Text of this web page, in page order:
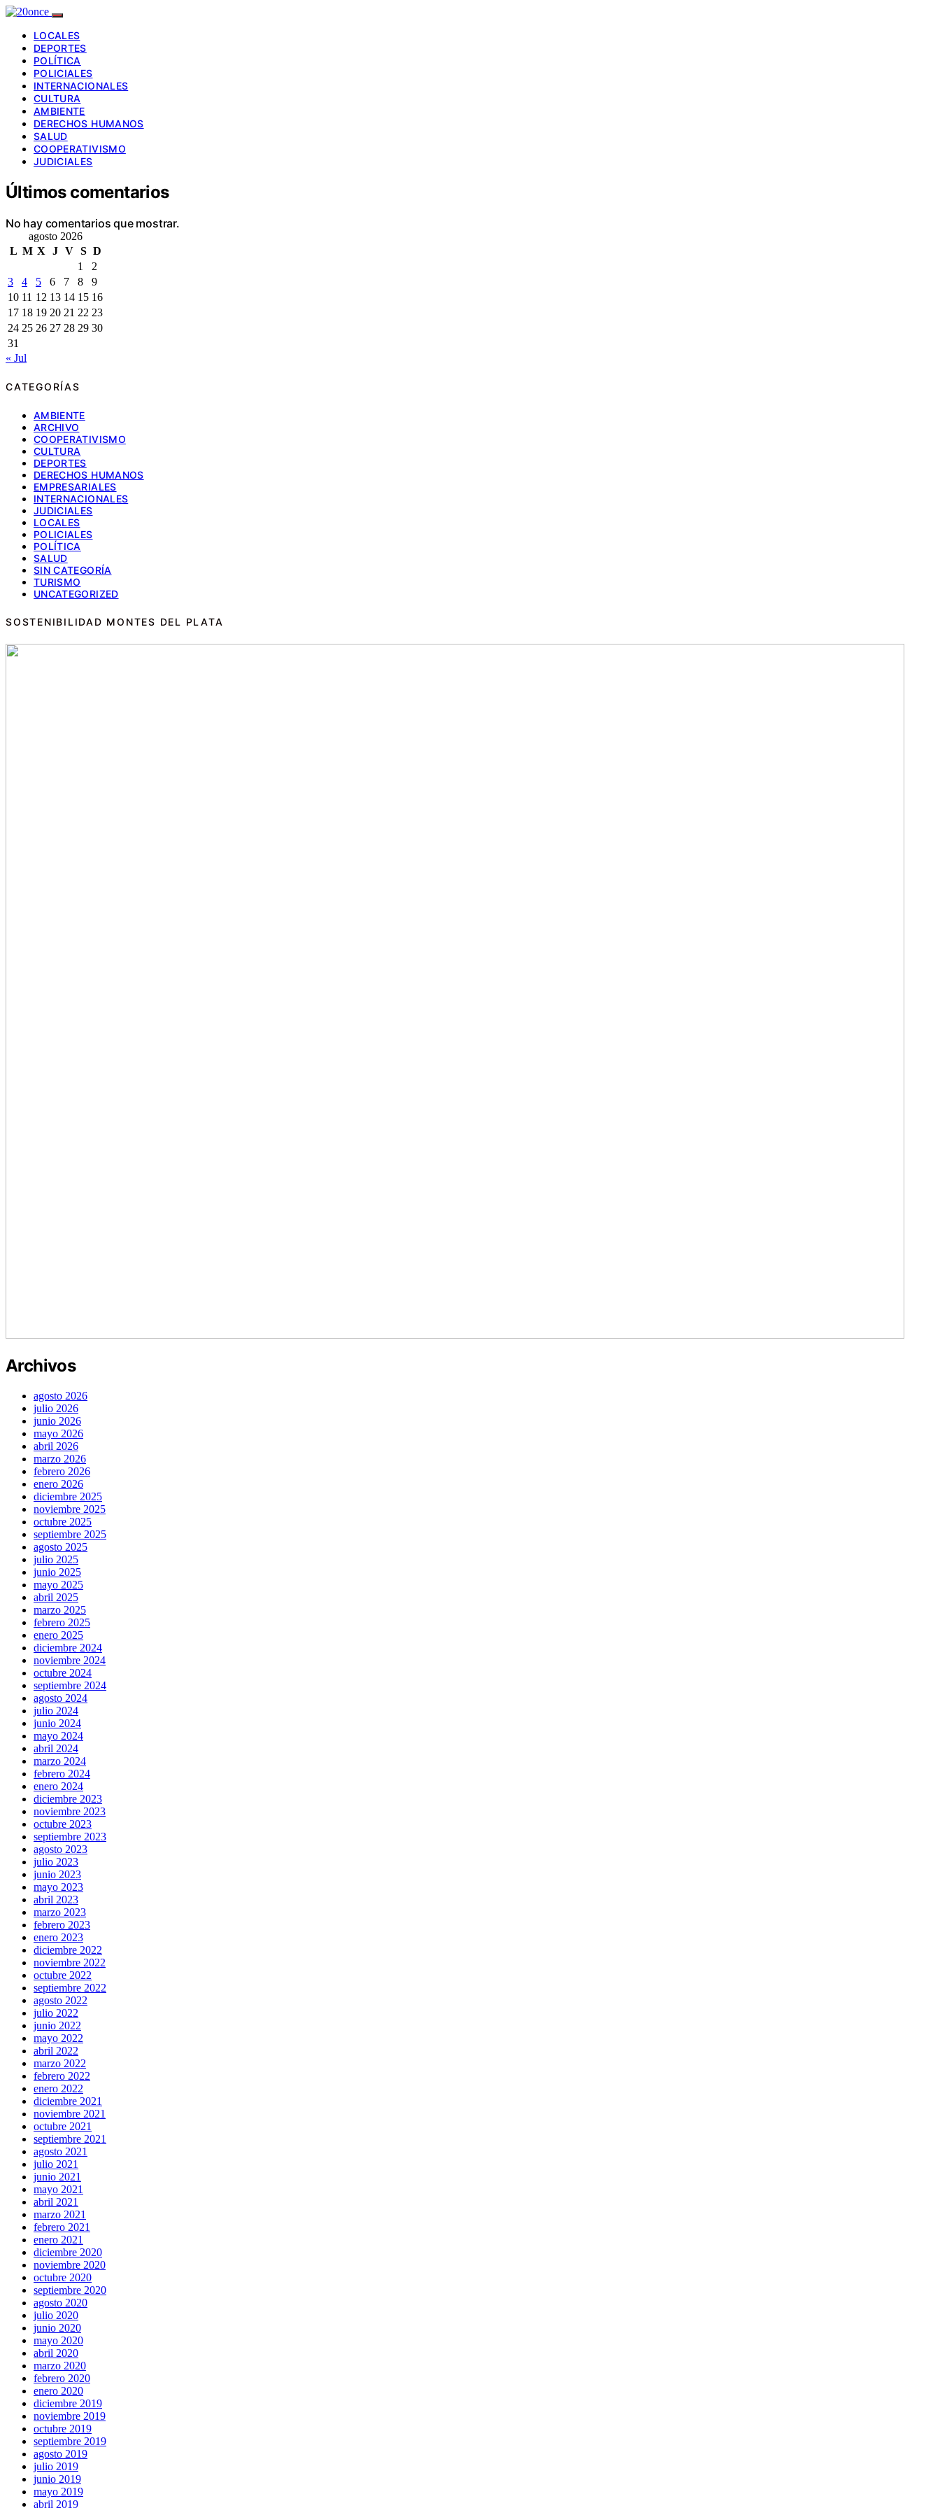
LOCALES
DEPORTES
POLÍTICA
POLICIALES
INTERNACIONALES
CULTURA
AMBIENTE
DERECHOS HUMANOS
SALUD
COOPERATIVISMO
JUDICIALES
Últimos comentarios
No hay comentarios que mostrar.
agosto 2026
L M X J V S D
1
2
3
4 5 6 7 8
9
10 11 12 13 14 15 16
17 18 19 20 21 22 23
24 25 26 27 28 29 30
31
« Jul
CATEGORÍAS
AMBIENTE
ARCHIVO
COOPERATIVISMO
CULTURA
DEPORTES
DERECHOS HUMANOS
EMPRESARIALES
INTERNACIONALES
JUDICIALES
LOCALES
POLICIALES
POLÍTICA
SALUD
SIN CATEGORÍA
TURISMO
UNCATEGORIZED
SOSTENIBILIDAD MONTES DEL PLATA
Archivos
agosto 2026
julio 2026
junio 2026
mayo 2026
abril 2026
marzo 2026
febrero 2026
enero 2026
diciembre 2025
noviembre 2025
octubre 2025
septiembre 2025
agosto 2025
julio 2025
junio 2025
mayo 2025
abril 2025
marzo 2025
febrero 2025
enero 2025
diciembre 2024
noviembre 2024
octubre 2024
septiembre 2024
agosto 2024
julio 2024
junio 2024
mayo 2024
abril 2024
marzo 2024
febrero 2024
enero 2024
diciembre 2023
noviembre 2023
octubre 2023
septiembre 2023
agosto 2023
julio 2023
junio 2023
mayo 2023
abril 2023
marzo 2023
febrero 2023
enero 2023
diciembre 2022
noviembre 2022
octubre 2022
septiembre 2022
agosto 2022
julio 2022
junio 2022
mayo 2022
abril 2022
marzo 2022
febrero 2022
enero 2022
diciembre 2021
noviembre 2021
octubre 2021
septiembre 2021
agosto 2021
julio 2021
junio 2021
mayo 2021
abril 2021
marzo 2021
febrero 2021
enero 2021
diciembre 2020
noviembre 2020
octubre 2020
septiembre 2020
agosto 2020
julio 2020
junio 2020
mayo 2020
abril 2020
marzo 2020
febrero 2020
enero 2020
diciembre 2019
noviembre 2019
octubre 2019
septiembre 2019
agosto 2019
julio 2019
junio 2019
mayo 2019
abril 2019